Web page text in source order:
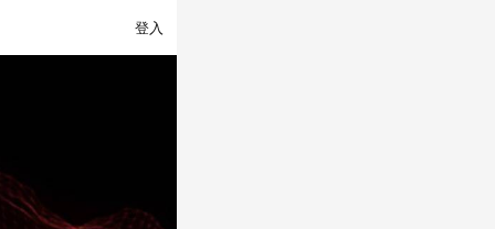
登入